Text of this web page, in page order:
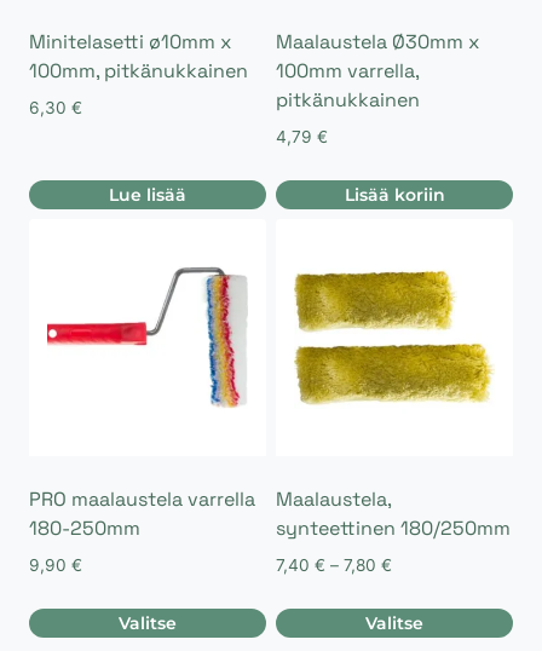
Minitelasetti ø10mm x
100mm, pitkänukkainen
6,30 €
Lue lisää
Maalaustela Ø30mm x
100mm varrella,
pitkänukkainen
4,79 €
Lisää koriin
PRO maalaustela varrella
180-250mm
9,90 €
Valitse
Maalaustela,
synteettinen 180/250mm
7,40 € – 7,80 €
-
7,80 €
Valitse